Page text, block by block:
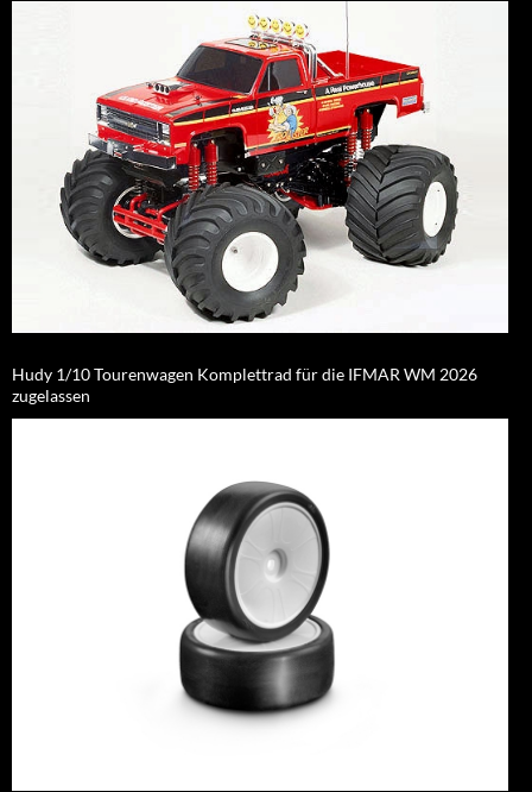
Hudy 1/10 Tourenwagen Komplettrad für die IFMAR WM 2026
zugelassen